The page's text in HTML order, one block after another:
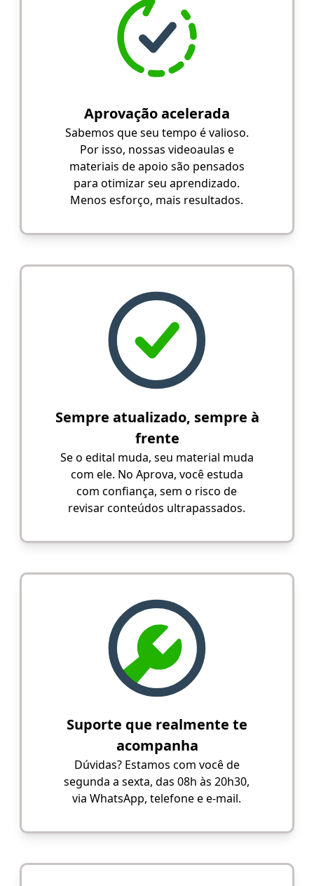
Aprovação acelerada
Sabemos que seu tempo é valioso.
Por isso, nossas videoaulas e
materiais de apoio são pensados
para otimizar seu aprendizado.
Menos esforço, mais resultados.
Sempre atualizado, sempre à
frente
Se o edital muda, seu material muda
com ele. No Aprova, você estuda
com confiança, sem o risco de
revisar conteúdos ultrapassados.
Suporte que realmente te
acompanha
Dúvidas? Estamos com você de
segunda a sexta, das 08h às 20h30,
via WhatsApp, telefone e e-mail.